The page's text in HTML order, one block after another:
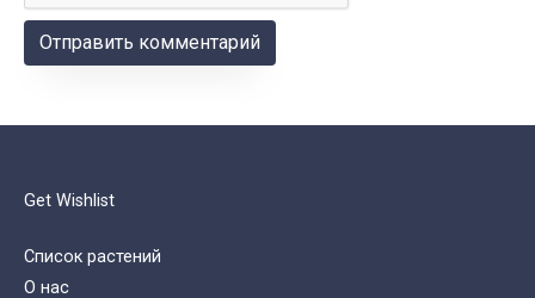
Get Wishlist
Список растений
О нас